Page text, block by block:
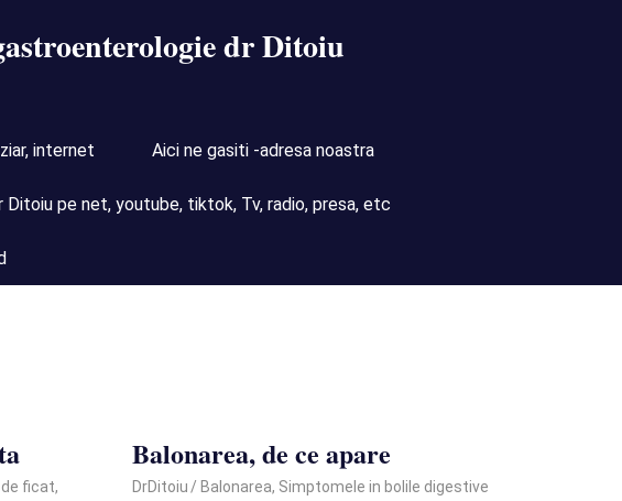
dr Ditoiu
internet Aici ne gasiti -adresa noastra
Ditoiu pe net, youtube, tiktok, Tv, radio, presa, etc
de ficat,
Balonarea, de ce apare
September 29, 2020
DrDitoiu Balonarea, Simptomele in bolile digestive